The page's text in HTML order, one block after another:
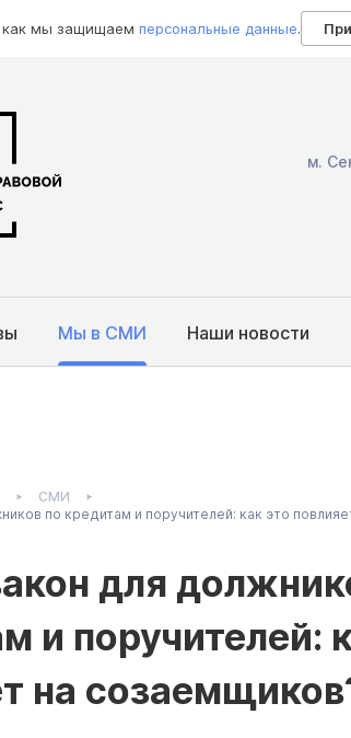
как мы защищаем персональные данные.
м.
Мы в СМИ Наши новости
СМИ
по кредитам и поручителей: как это
для
и поручителей:
на